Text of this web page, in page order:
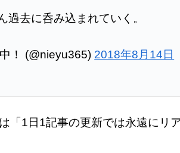
去に呑み込まれていく。
！ (@nieyu365) 2018年8月14日
「1日1記事の更新では永遠にリ